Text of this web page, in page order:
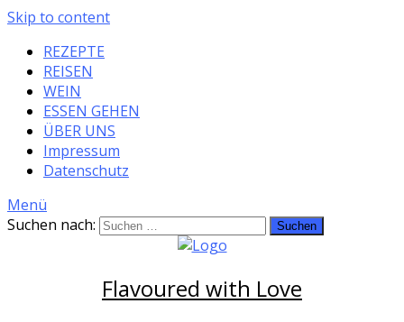
Skip to content
REZEPTE
REISEN
WEIN
ESSEN GEHEN
ÜBER UNS
Impressum
Datenschutz
Menü
Suchen nach:
Flavoured with Love